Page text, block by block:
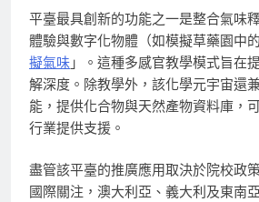
平臺最具創新的功能之一是整合氣味
體驗與數字化物體（如模擬草藥園中
擬氣味 」。這種多感官教學模式旨在
解深度。除教學外，該化學元宇宙還
能，提供化合物與天然產物資料庫，
行業提供支援。
盡管該平臺的推廣應用取決於院校政
國際關注，澳大利亞、義大利及東南